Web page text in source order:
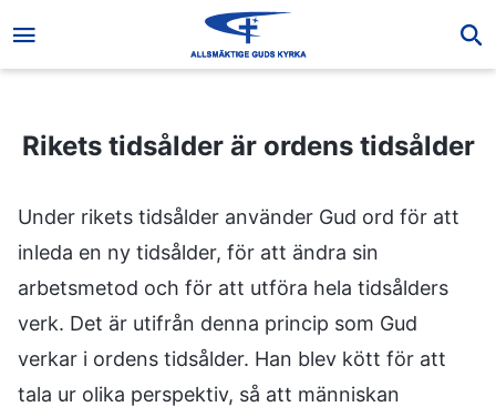
Rikets tidsålder är ordens tidsålder
Rikets tidsålder är ordens tidsålder
Under rikets tidsålder använder Gud ord för att
inleda en ny tidsålder, för att ändra sin
arbetsmetod och för att utföra hela tidsålders
verk. Det är utifrån denna princip som Gud
verkar i ordens tidsålder. Han blev kött för att
tala ur olika perspektiv, så att människan